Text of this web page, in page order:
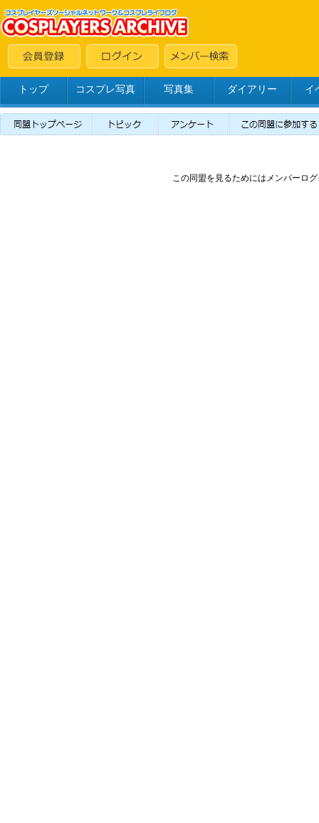
トップ コスプレ写真 写真集 ダイアリー イ
この同盟を見るためにはメンバーロ